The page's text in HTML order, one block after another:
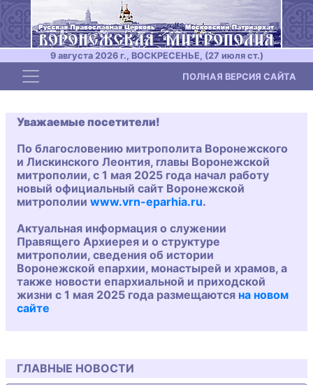
9 августа 2026 г., ВОСКРЕСЕНЬЕ, (27 июля ст.)
Toggle navigation ПОЛНАЯ ВЕРСИЯ САЙТА
Уважаемые посетители!
По благословению митрополита Воронежского
и Лискинского Леонтия, главы Воронежской
митрополии, с 1 мая 2025 года начал работу
новый официальный сайт Воронежской
митрополии www.vrn-eparhia.ru.
Актуальная информация о служении
Правящего Архиерея и о структуре
митрополии, сведения об истории
Воронежской епархии, монастырей и храмов, а
также новости епархиальной и приходской
жизни с 1 мая 2025 года размещаются на новом
сайте
ГЛАВНЫЕ НОВОСТИ